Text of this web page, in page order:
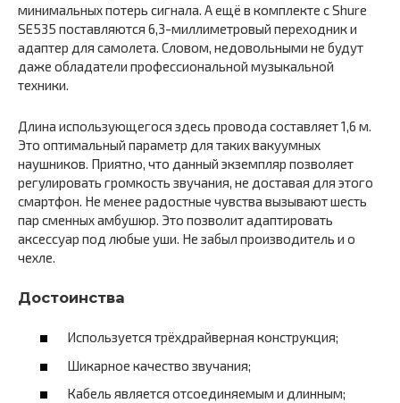
минимальных потерь сигнала. А ещё в комплекте с Shure
SE535 поставляются 6,3-миллиметровый переходник и
адаптер для самолета. Словом, недовольными не будут
даже обладатели профессиональной музыкальной
техники.
Длина использующегося здесь провода составляет 1,6 м.
Это оптимальный параметр для таких вакуумных
наушников. Приятно, что данный экземпляр позволяет
регулировать громкость звучания, не доставая для этого
смартфон. Не менее радостные чувства вызывают шесть
пар сменных амбушюр. Это позволит адаптировать
аксессуар под любые уши. Не забыл производитель и о
чехле.
Достоинства
Используется трёхдрайверная конструкция;
Шикарное качество звучания;
Кабель является отсоединяемым и длинным;